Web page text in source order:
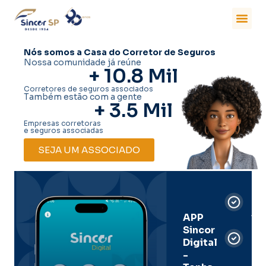
Nós somos a Casa do Corretor de Seguros
Nossa comunidade já reúne
+ 10.8 Mil
Corretores de seguros associados
Também estão com a gente
+ 3.5 Mil
Empresas corretoras
e seguros associadas
SEJA UM ASSOCIADO
APP
Sincor
Digital
-